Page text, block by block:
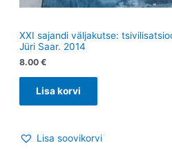
XXI sajandi väljakutse:
Jüri Saar. 2014
8.00 €
Lisa korvi
Lisa soovikorvi